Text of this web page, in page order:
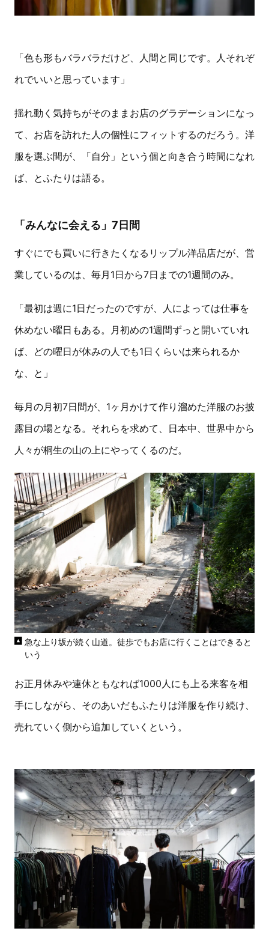
「色も形もバラバラだけど、人間と同じです。人それぞ
れでいいと思っています」
揺れ動く気持ちがそのままお店のグラデーションになっ
て、お店を訪れた人の個性にフィットするのだろう。洋
服を選ぶ間が、「自分」という個と向き合う時間になれ
ば、とふたりは語る。
「みんなに会える」7日間
すぐにでも買いに行きたくなるリップル洋品店だが、営
業しているのは、毎月1日から7日までの1週間のみ。
「最初は週に1日だったのですが、人によっては仕事を
休めない曜日もある。月初めの1週間ずっと開いていれ
ば、どの曜日が休みの人でも1日くらいは来られるか
な、と」
毎月の月初7日間が、1ヶ月かけて作り溜めた洋服のお披
露目の場となる。それらを求めて、日本中、世界中から
人々が桐生の山の上にやってくるのだ。
急な上り坂が続く山道。徒歩でもお店に行くことはできると
いう
お正月休みや連休ともなれば1000人にも上る来客を相
手にしながら、そのあいだもふたりは洋服を作り続け、
売れていく側から追加していくという。